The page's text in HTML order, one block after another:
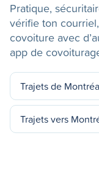
Pratique,
vérifie ton
covoiture avec
app de
Trajets de
Trajets vers